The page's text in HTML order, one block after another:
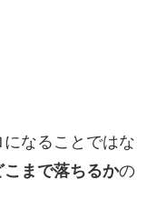
なることではな
まで落ちるかの